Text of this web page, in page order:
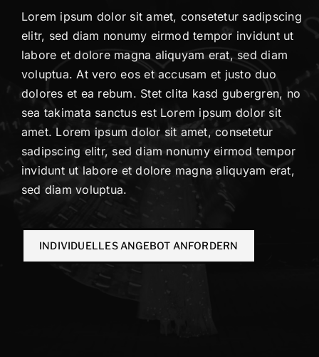
KONTAKT
Lorem ipsum dolor sit amet, consetetur sadipscing
elitr, sed diam nonumy eirmod tempor invidunt ut
labore et dolore magna aliquyam erat, sed diam
voluptua. At vero eos et accusam et justo duo
dolores et ea rebum. Stet clita kasd gubergren, no
sea takimata sanctus est Lorem ipsum dolor sit
amet. Lorem ipsum dolor sit amet, consetetur
sadipscing elitr, sed diam nonumy eirmod tempor
invidunt ut labore et dolore magna aliquyam erat,
sed diam voluptua.
INDIVIDUELLES ANGEBOT ANFORDERN